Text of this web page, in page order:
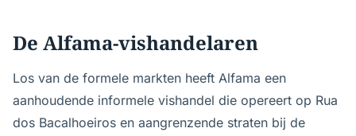
De Alfama-vishandelaren
Los van de formele markten heeft Alfama een
aanhoudende informele vishandel die opereert op Rua
dos Bacalhoeiros en aangrenzende straten bij de